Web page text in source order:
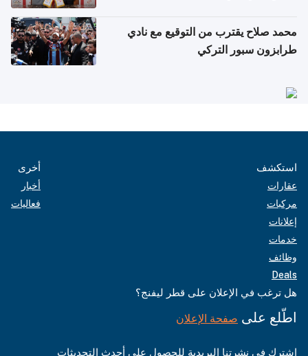
محمد صلاح يقترب من التوقيع مع نادي
طرابزون سبور التركي
استكشف
عقارات
مركبات
إعلانات
خدمات
وظائف
Deals
أخرى
أخبار
فعاليات
هل ترغب في الإعلان على قطر ليفنج؟
اطّلع على صفحة الإعلان
اشترك في نشرتنا البريدية للحصول على أحدث التحديثات